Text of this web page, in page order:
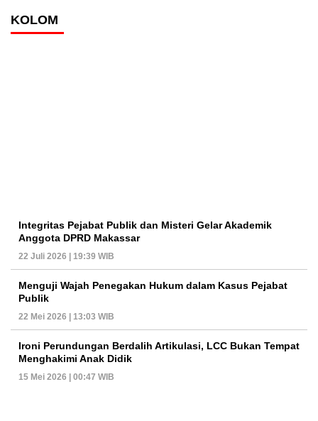
KOLOM
Integritas Pejabat Publik dan Misteri Gelar Akademik
Anggota DPRD Makassar
22 Juli 2026 | 19:39 WIB
Menguji Wajah Penegakan Hukum dalam Kasus Pejabat
Publik
22 Mei 2026 | 13:03 WIB
Ironi Perundungan Berdalih Artikulasi, LCC Bukan Tempat
Menghakimi Anak Didik
15 Mei 2026 | 00:47 WIB